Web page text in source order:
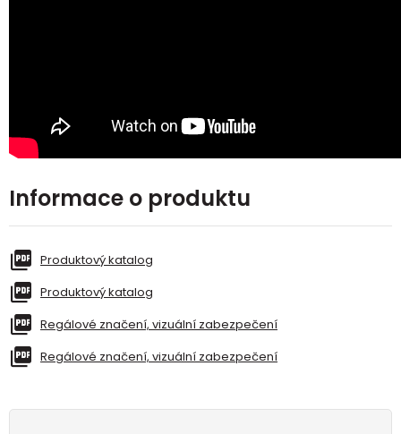
Informace o produktu
Produktový katalog
Produktový katalog
Regálové značení, vizuální zabezpečení
Regálové značení, vizuální zabezpečení